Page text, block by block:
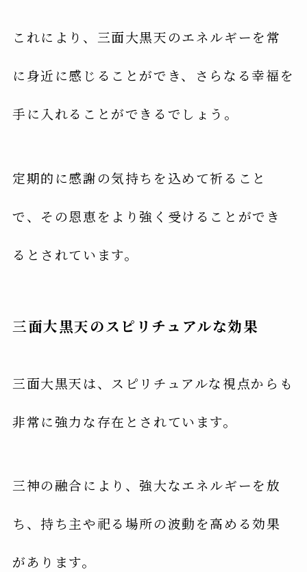
これにより、三面大黒天のエネルギーを常
に身近に感じることができ、さらなる幸福を
手に入れることができるでしょう。
定期的に感謝の気持ちを込めて祈ること
で、その恩恵をより強く受けることができ
るとされています。
三面大黒天のスピリチュアルな効果
三面大黒天は、スピリチュアルな視点からも
非常に強力な存在とされています。
三神の融合により、強大なエネルギーを放
ち、持ち主や祀る場所の波動を高める効果
があります。